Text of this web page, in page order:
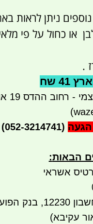
ניתן לראות
או כחול על פי
.
שח
ההדס 19 אור עקיבא
(052-3214741)
הבאות:
אשראי